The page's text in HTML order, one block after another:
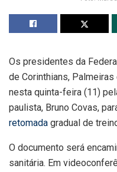
Os presidentes da
de Corinthians,
nesta quinta-feira (11)
paulista, Bruno Covas,
retomada gradual de
O documento será
sanitária. Em